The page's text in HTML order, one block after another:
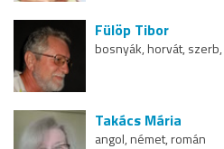
Fülöp Tibor
bosnyák, horvát,
Takács Mária
angol, német, román